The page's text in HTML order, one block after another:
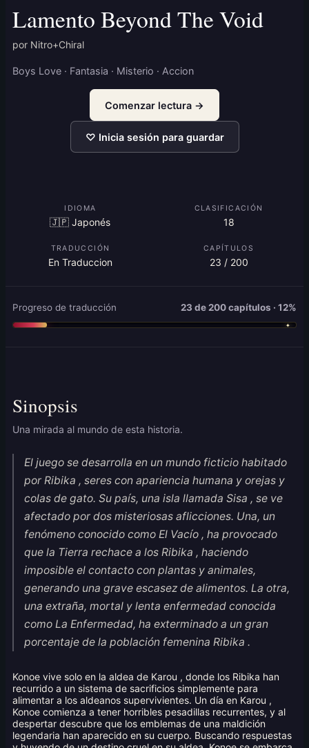
Lamento Beyond The Void
por Nitro+Chiral
Boys Love · Fantasia · Misterio · Accion
Comenzar lectura →
♡ Inicia sesión para guardar
IDIOMA
🇯🇵 Japonés
CLASIFICACIÓN
18
TRADUCCIÓN
En Traduccion
CAPÍTULOS
23 / 200
Progreso de traducción 23 de 200 capítulos · 12%
Sinopsis
Una mirada al mundo de esta historia.
El juego se desarrolla en un mundo ficticio habitado
por Ribika , seres con apariencia humana y orejas y
colas de gato. Su país, una isla llamada Sisa , se ve
afectado por dos misteriosas aflicciones. Una, un
fenómeno conocido como El Vacío , ha provocado
que la Tierra rechace a los Ribika , haciendo
imposible el contacto con plantas y animales,
generando una grave escasez de alimentos. La otra,
una extraña, mortal y lenta enfermedad conocida
como La Enfermedad, ha exterminado a un gran
porcentaje de la población femenina Ribika .
Konoe vive solo en la aldea de Karou , donde los Ribika han
recurrido a un sistema de sacrificios simplemente para
alimentar a los aldeanos supervivientes. Un día en Karou ,
Konoe comienza a tener horribles pesadillas recurrentes, y al
despertar descubre que los emblemas de una maldición
legendaria han aparecido en su cuerpo. Buscando respuestas